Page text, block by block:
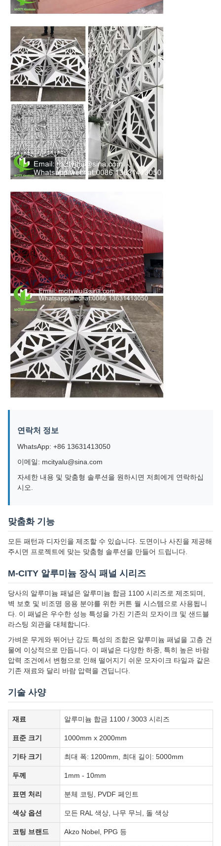
연락처 정보
WhatsApp: +86 13631413050
이메일: mcityalu@sina.com
자세한 내용 및 맞춤형 솔루션을 원하시면 저희에게 연락하십
시오.
맞춤화 기능
모든 패턴과 디자인을 제조할 수 있습니다. 도면이나 사진을 제공해
주시면 프로젝트에 맞는 맞춤형 솔루션을 만들어 드립니다.
M-CITY 알루미늄 장식 패널 시리즈
당사의 알루미늄 패널은 알루미늄 합금 1100 시리즈로 제조되며,
벽 보호 및 비조명 응용 분야를 위한 커튼 월 시스템으로 사용됩니
다. 이 패널은 우수한 성능 특성을 가진 기존의 모자이크 및 샌드블
라스팅 외관을 대체합니다.
가벼운 무게와 뛰어난 강도 특성의 조합은 알루미늄 패널을 고층 건
물에 이상적으로 만듭니다. 이 패널은 다양한 하중, 특히 높은 바람
압력 조건에서 변형으로 인해 떨어지기 쉬운 모자이크 타일과 같은
기존 재료와 달리 바람 압력을 견딥니다.
기술 사양
재료 알루미늄 합금 1100 / 3003 시리즈
표준 크기 1000mm x 2000mm
기타 크기 최대 폭: 1200mm, 최대 길이: 5000mm
두께 1mm - 10mm
표면 처리 분체 코팅, PVDF 페인트
색상 옵션 모든 RAL 색상, 나무 무늬, 돌 색상
코팅 브랜드 Akzo Nobel, PPG 등